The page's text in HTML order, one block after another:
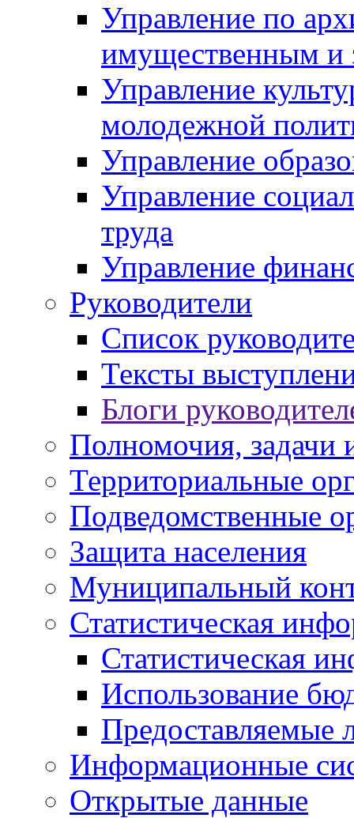
Управление по
имущественным и
Управление
молодежной
Управление
Управление
труда
Управление
Руководители
Список
Тексты
Блоги
Полномочия, задачи
Территориальные
Подведомственные
Защита населения
Муниципальный
Статистическая
Статистическая
Использование
Предоставляемые
Информационные
Открытые данные